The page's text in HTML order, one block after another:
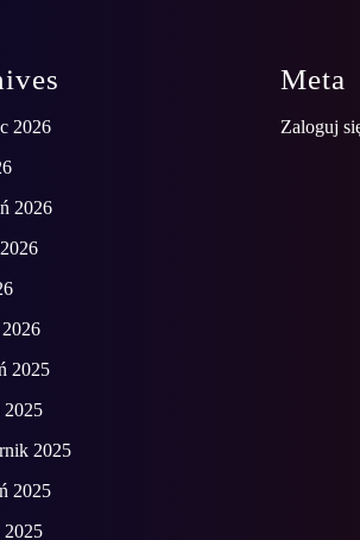
2026
2026
2025
2025
2025
2025
2025
Meta
Zaloguj